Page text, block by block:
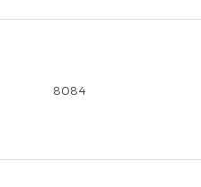
8084